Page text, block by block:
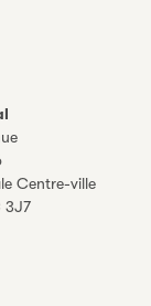
Centre-ville
3J7